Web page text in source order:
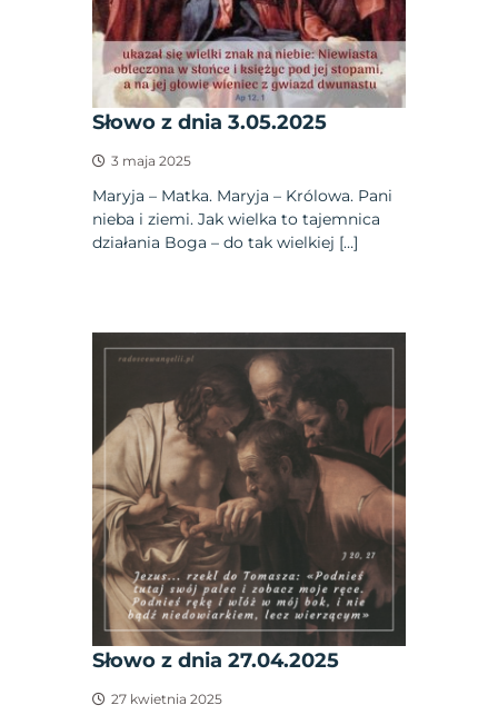
Słowo z dnia 3.05.2025
3 maja 2025
Maryja – Matka. Maryja – Królowa. Pani
nieba i ziemi. Jak wielka to tajemnica
działania Boga – do tak wielkiej […]
Słowo z dnia 27.04.2025
27 kwietnia 2025